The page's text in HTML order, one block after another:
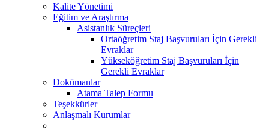
Kalite Yönetimi
Eğitim ve Araştırma
Asistanlık Süreçleri
Ortaöğretim Staj Başvuruları İçin Gerekli
Evraklar
Yükseköğretim Staj Başvuruları İçin
Gerekli Evraklar
Dokümanlar
Atama Talep Formu
Teşekkürler
Anlaşmalı Kurumlar